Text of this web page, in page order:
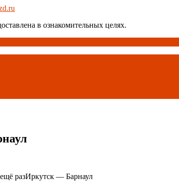
в ознакомительных целях.
разИркутск — Барнаул